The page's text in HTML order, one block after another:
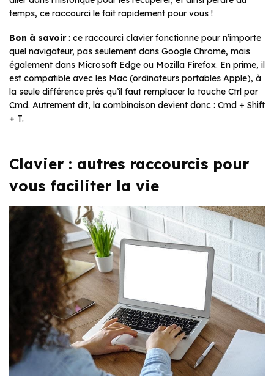
temps, ce raccourci le fait rapidement pour vous !
Bon à savoir: ce raccourci clavier fonctionne pour n’importe
quel navigateur, pas seulement dans Google Chrome, mais
également dans Microsoft Edge ou Mozilla Firefox. En prime, il
est compatible avec les Mac (ordinateurs portables Apple), à
la seule différence prés qu’il faut remplacer la touche Ctrl par
Cmd. Autrement dit, la combinaison devient donc : Cmd + Shift
+ T.
Clavier : autres raccourcis pour
vous faciliter la vie